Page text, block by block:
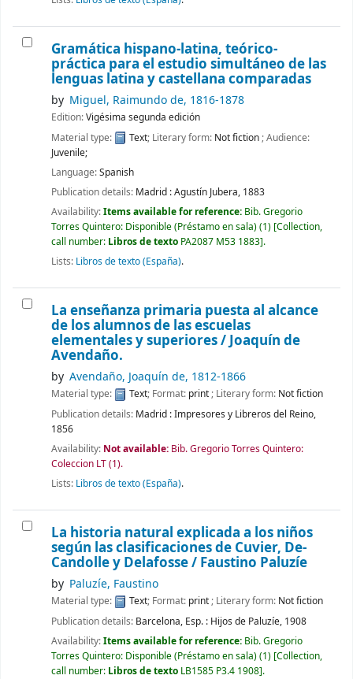
Gramática hispano-latina, teórico-
práctica para el estudio simultáneo de las
lenguas latina y castellana comparadas
by Miguel, Raimundo de, 1816-1878
Edition:Vigésima segunda edición
Material type:
Text; Literary form: Not fiction ; Audience:
Juvenile;
Language:Spanish
Publication details: Madrid :Agustín Jubera, 1883
Availability:Items available for reference: Bib. Gregorio
Torres Quintero: Disponible (Préstamo en sala)(1) Collection,
call number: Libros de texto PA2087 M53 1883 .
Lists: Libros de texto (España).
La enseñanza primaria puesta al alcance
de los alumnos de las escuelas
elementales y superiores /Joaquín de
Avendaño.
by Avendaño, Joaquín de, 1812-1866
Material type: Text; Format: print; Literary form: Not fiction
Publication details: Madrid :Impresores y Libreros del Reino,
1856
Availability: Not available: Bib. Gregorio Torres Quintero:
Coleccion LT(1).
Lists: Libros de texto (España).
La historia natural explicada a los niños
según las clasificaciones de Cuvier, De-
Candolle y Delafosse / Faustino Paluzíe
by Paluzíe, Faustino
Material type: Text; Format: print; Literary form: Not fiction
Publication details: Barcelona, Esp. : Hijos de Paluzíe, 1908
Availability:Items available for reference: Bib. Gregorio
Torres Quintero: Disponible (Préstamo en sala)(1) Collection,
call number: Libros de texto LB1585 P3.4 1908 .